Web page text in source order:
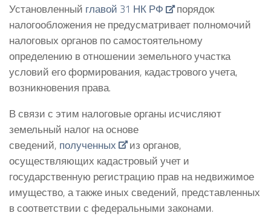
Установленный главой 31 НК РФ
порядок
налогообложения не предусматривает полномочий
налоговых органов по самостоятельному
определению в отношении земельного участка
условий его формирования, кадастрового учета,
возникновения права.
В связи с этим налоговые органы исчисляют
земельный налог на основе
сведений, полученных
из органов,
осуществляющих кадастровый учет и
государственную регистрацию прав на недвижимое
имущество, а также иных сведений, представленных
в соответствии с федеральными законами.